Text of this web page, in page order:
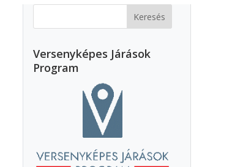
Versenyképes Járások
Program